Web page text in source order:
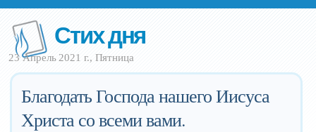
Стих дня
23 Апрель 2021 г., Пятница
Благодать Господа нашего Иисуса
Христа со всеми вами.